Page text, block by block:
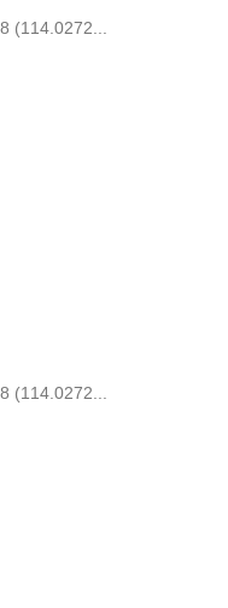
(114.0272...
(114.0272...